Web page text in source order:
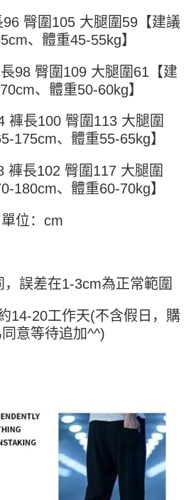
大哥付你分期”于每月结算日后寄送缴费提醒
选择 “超商条码／台湾大直营门市／银行转
有限公司”所提供，让用户于交易时，得通过
店将买卖／分期付款买卖价金债权让与本公
账款。
分期”之契约关系目的，商店将以您的个人资
供予台湾大哥大进项收集、处理及利用，由
所需资料之确认、核对及更正。
以下链接：https://oppay.tw/userRule
認無誤後，請再利用繳費通知簡訊或AFTEE
等方式進行付款。
間，再加上使用AFTEE可延長的天數所計算
商品或預計到貨時間較長者)。因此無論收到
規定的時間內完成繳費。
證結果及本公司審查結果，核予每個人不同
內運用。關於 AFTEE 對於個人資料之蒐集、
）。
次的金額加收年利率 16% 的逾期滯納金。
，或讓 AFTEE 蒐集處理利用您的個人資
以上)免运费
臀圍105 大腿圍59【建議
、體重45-55kg】
98 臀圍109 大腿圍61【建
、體重50-60kg】
褲長100 臀圍113 大腿圍
175cm、體重55-65kg】
褲長102 臀圍117 大腿圍
180cm、體重60-70kg】
單位：cm
誤差在1-3cm為正常範圍
14-20工作天(不含假日，購
意等待追加^^)